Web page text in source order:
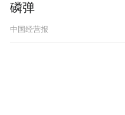
磷弹
中国经营报